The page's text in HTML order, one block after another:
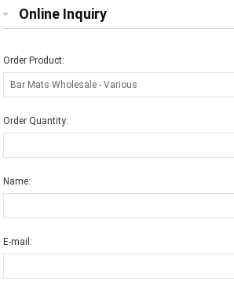
Online Inquiry
Order Product:
Order Quantity:
Name:
E-mail: